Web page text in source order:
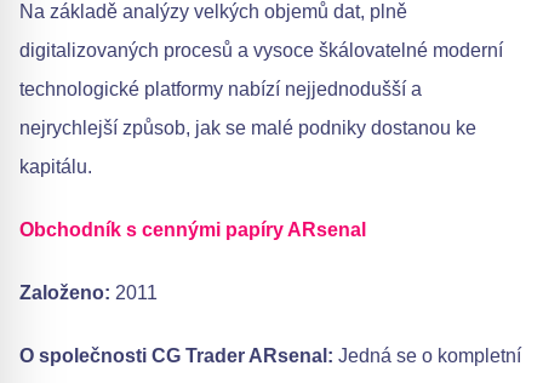
Na základě analýzy velkých objemů dat, plně
digitalizovaných procesů a vysoce škálovatelné moderní
technologické platformy nabízí nejjednodušší a
nejrychlejší způsob, jak se malé podniky dostanou ke
kapitálu.
Obchodník s cennými papíry ARsenal
Založeno: 2011
O společnosti CG Trader ARsenal: Jedná se o kompletní